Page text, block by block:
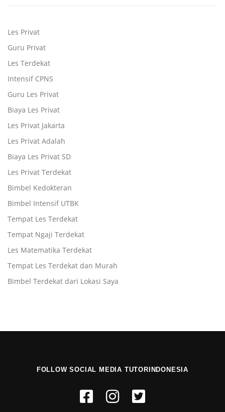
Les Privat
Guru Privat
Les Terdekat
Intensif CPNS
Guru Les Privat
Biaya Les Privat
Les Privat Jakarta
Les Privat Adalah
Biaya Les Privat SD
Les Privat Terdekat
Bimbel Kedokteran
Bimbel Intensif UTBK
Tempat Les Terdekat
Tempat Ngaji Terdekat
Les Matematika Terdekat
Tempat Les Terdekat dan Murah
Bimbel Terdekat dari Lokasi Saya
FOLLOW SOCIAL MEDIA TUTORINDONESIA